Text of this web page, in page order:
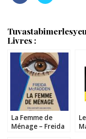
Livres :
La Femme de
Ménage – Freida